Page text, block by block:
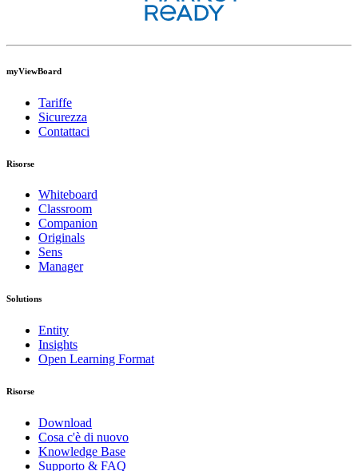
myViewBoard
Tariffe
Sicurezza
Contattaci
Risorse
Whiteboard
Classroom
Companion
Originals
Sens
Manager
Solutions
Entity
Insights
Open Learning Format
Risorse
Download
Cosa c'è di nuovo
Knowledge Base
Supporto & FAQ